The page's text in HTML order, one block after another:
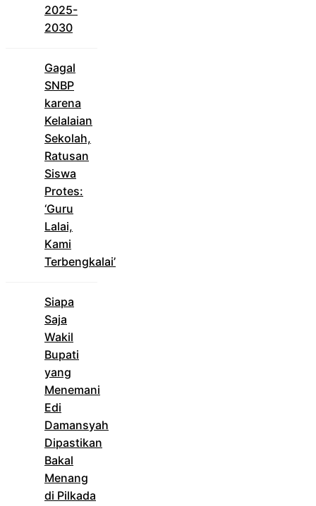
2025-
2030
Gagal
SNBP
karena
Kelalaian
Sekolah,
Ratusan
Siswa
Protes:
‘Guru
Lalai,
Kami
Terbengkalai’
Siapa
Saja
Wakil
Bupati
yang
Menemani
Edi
Damansyah
Dipastikan
Bakal
Menang
di Pilkada